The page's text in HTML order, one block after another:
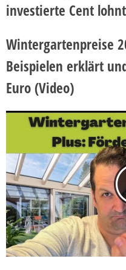
investierte Cent
Wintergartenpreise
Beispielen erklärt
Euro (Video)